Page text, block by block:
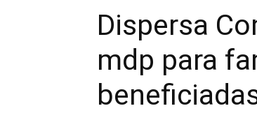
Dispersa
mdp para